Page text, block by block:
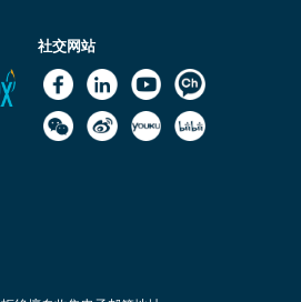
社交网站